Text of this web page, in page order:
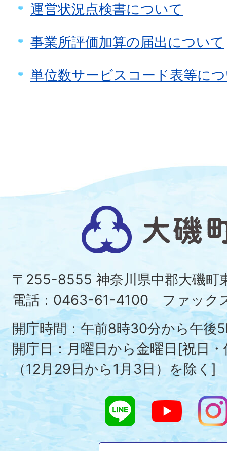
運営状況点検書について
事業所評価加算の届出について
単位数サービスコード表等に
大
磯
町
〒255-8555 神奈川県中郡大磯
電話：0463-61-4100 ファック
開庁時間：午前8時30分から午後
開庁日：月曜日から金曜日[祝日
（12月29日から1月3日）を除く]